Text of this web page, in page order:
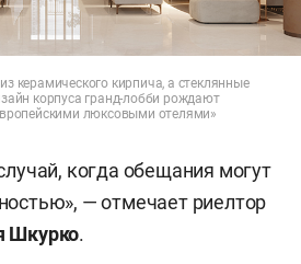
керамического кирпича, а стеклянные
корпуса гранд-лобби рождают
люксовыми отелями»
когда обещания могут
— отмечает риелтор
Шкурко.